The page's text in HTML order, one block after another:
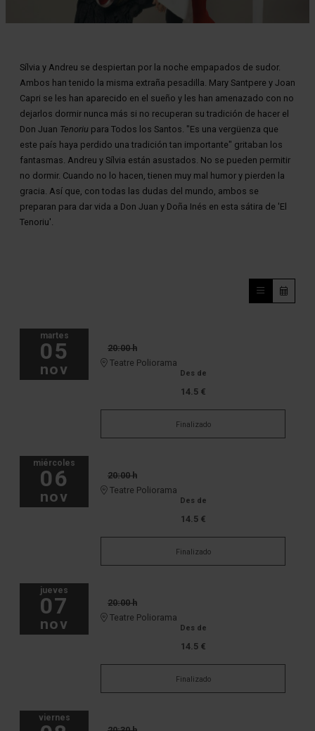
Sílvia y Andreu se despiertan por la noche empapados de sudor.
Ambos han tenido la misma extraña pesadilla. Mary Santpere y Joan
Capri se les han aparecido en el sueño y les han amenazado con no
dejarlos dormir nunca más si no recuperan su tradición de hacer el
Don Juan Tenoriu para Todos los Santos. "Es una vergüenza que
este país haya perdido una tradición tan importante" gritaban los
fantasmas. Andreu y Sílvia están asustados. No se pueden permitir
no dormir. Cuando no lo hacen, tienen muy mal humor y pierden la
gracia. Así que, con todas las dudas del mundo, ambos se
preparan para dar vida a Don Juan y Doña Inés en esta sátira de 'El
Tenoriu'.
martes
05
nov
20:00 h
Teatre Poliorama
Des de
14.5 €
Finalizado
miércoles
06
nov
20:00 h
Teatre Poliorama
Des de
14.5 €
Finalizado
jueves
07
nov
20:00 h
Teatre Poliorama
Des de
14.5 €
Finalizado
viernes